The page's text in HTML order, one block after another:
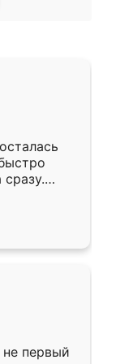
к
Собрали
даже
первый